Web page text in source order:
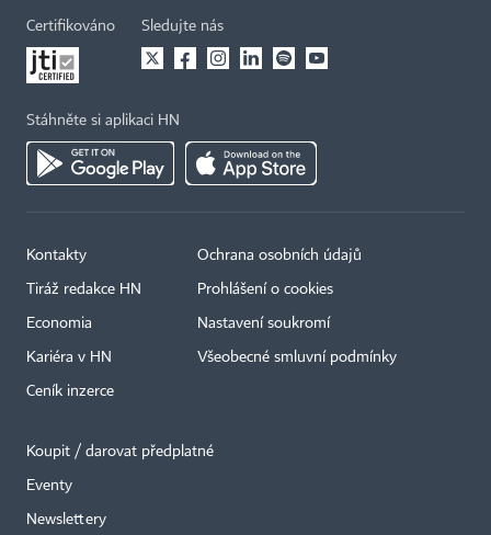
Certifikováno Sledujte nás
Stáhněte si aplikaci HN
Kontakty
Tiráž redakce HN
Economia
Kariéra v HN
Ceník inzerce
Ochrana osobních údajů
Prohlášení o cookies
Nastavení soukromí
Všeobecné smluvní podmínky
Koupit / darovat předplatné
Eventy
Newslettery